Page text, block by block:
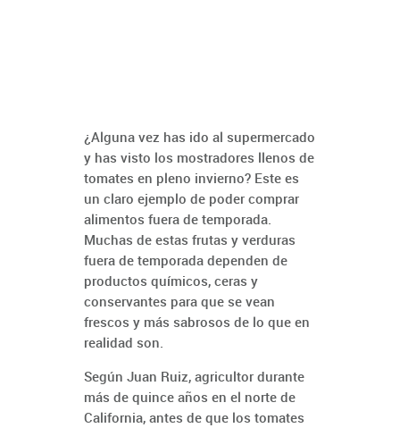
¿Alguna vez has ido al supermercado
y has visto los mostradores llenos de
tomates en pleno invierno? Este es
un claro ejemplo de poder comprar
alimentos fuera de temporada.
Muchas de estas frutas y verduras
fuera de temporada dependen de
productos químicos, ceras y
conservantes para que se vean
frescos y más sabrosos de lo que en
realidad son.
Según Juan Ruiz, agricultor durante
más de quince años en el norte de
California, antes de que los tomates